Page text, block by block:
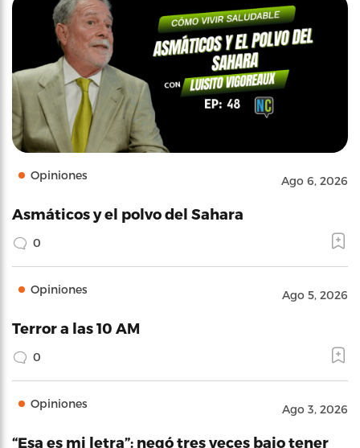
Opiniones Ago 6, 2026
Asmáticos y el polvo del Sahara
0
Opiniones Ago 5, 2026
Terror a las 10 AM
0
Opiniones Ago 3, 2026
“Esa es mi letra”: negó tres veces bajo tener